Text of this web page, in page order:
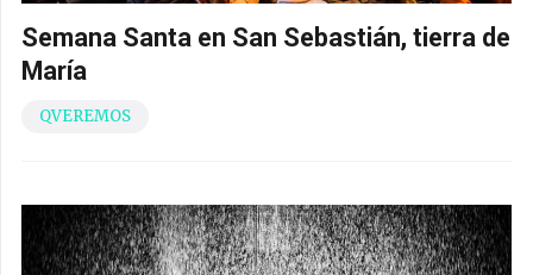
Semana Santa en San Sebastián, tierra de
María
QVEREMOS